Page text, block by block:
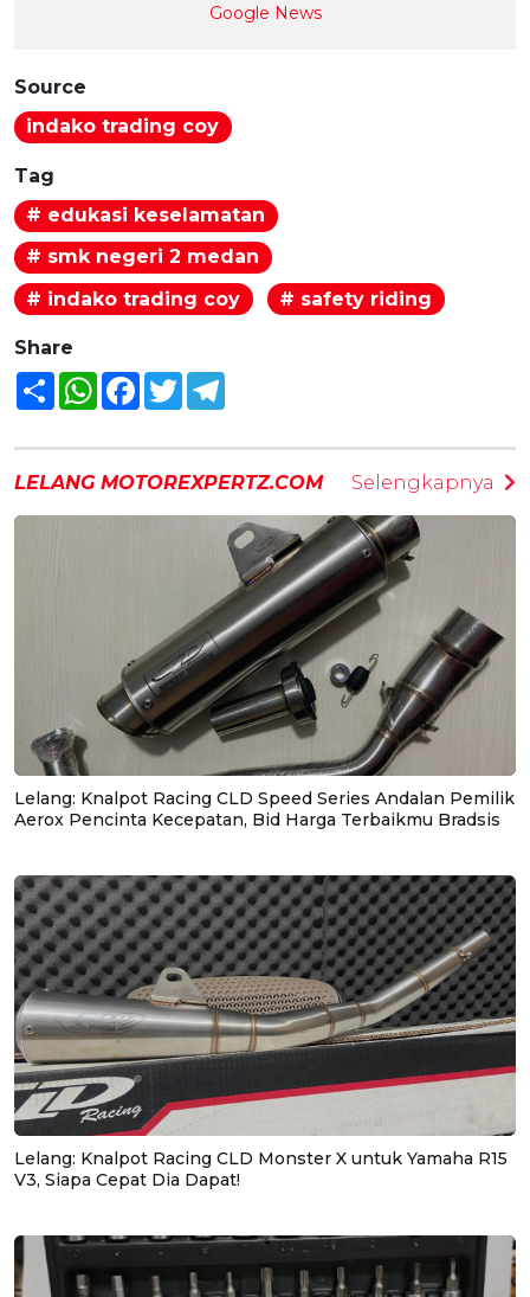
Google News
Source
indako trading coy
Tag
# edukasi keselamatan
# smk negeri 2 medan
# indako trading coy
# safety riding
Share
Share WhatsAppFacebook
Twitter
LELANG MOTOREXPERTZ.COM Selengkapnya
Lelang: Knalpot Racing CLD Speed Series Andalan Pemilik
Aerox Pencinta Kecepatan, Bid Harga Terbaikmu Bradsis
Lelang: Knalpot Racing CLD Monster X untuk Yamaha R15
V3, Siapa Cepat Dia Dapat!